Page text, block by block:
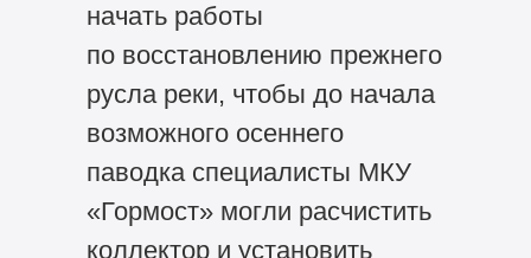
начать работы
по восстановлению прежнего
русла реки, чтобы до начала
возможного осеннего
паводка специалисты МКУ
«Гормост» могли расчистить
коллектор и установить